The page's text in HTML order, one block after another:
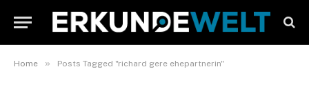
Home » Posts Tagged "richard gere ehepartnerin"